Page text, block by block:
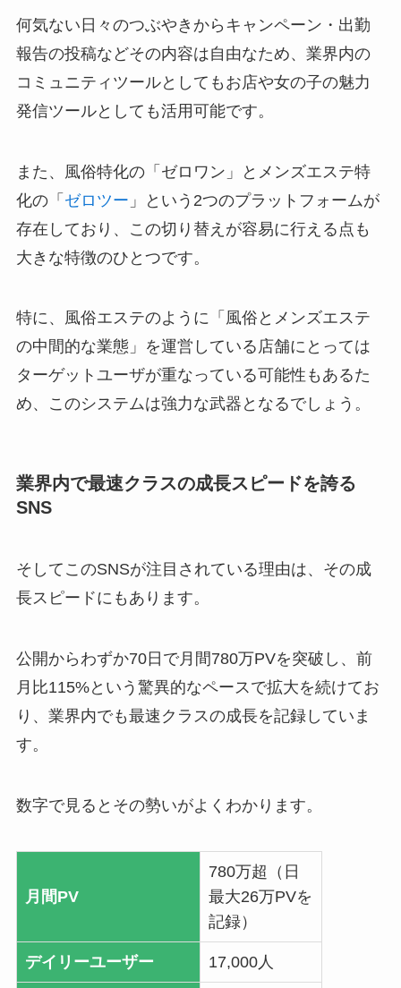
何気ない日々のつぶやきからキャンペーン・出勤
報告の投稿などその内容は自由なため、業界内の
コミュニティツールとしてもお店や女の子の魅力
発信ツールとしても活用可能です。
また、風俗特化の「ゼロワン」とメンズエステ特
化の「 ゼロツー 」という2つのプラットフォームが
存在しており、この切り替えが容易に行える点も
大きな特徴のひとつです。
特に、風俗エステのように「風俗とメンズエステ
の中間的な業態」を運営している店舗にとっては
ターゲットユーザが重なっている可能性もあるた
め、このシステムは強力な武器となるでしょう。
業界内で最速クラスの成長スピードを誇る
SNS
そしてこのSNSが注目されている理由は、その成
長スピードにもあります。
公開からわずか70日で月間780万PVを突破し、前
月比115%という驚異的なペースで拡大を続けてお
り、業界内でも最速クラスの成長を記録していま
す。
数字で見るとその勢いがよくわかります。
月間PV
780万超（日
最大26万PVを
記録）
デイリーユーザー 17,000人